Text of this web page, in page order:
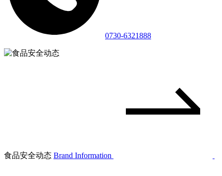
0730-6321888
食品安全动态 Brand Information